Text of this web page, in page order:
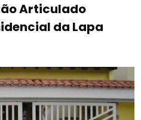
Articulado
da Lapa